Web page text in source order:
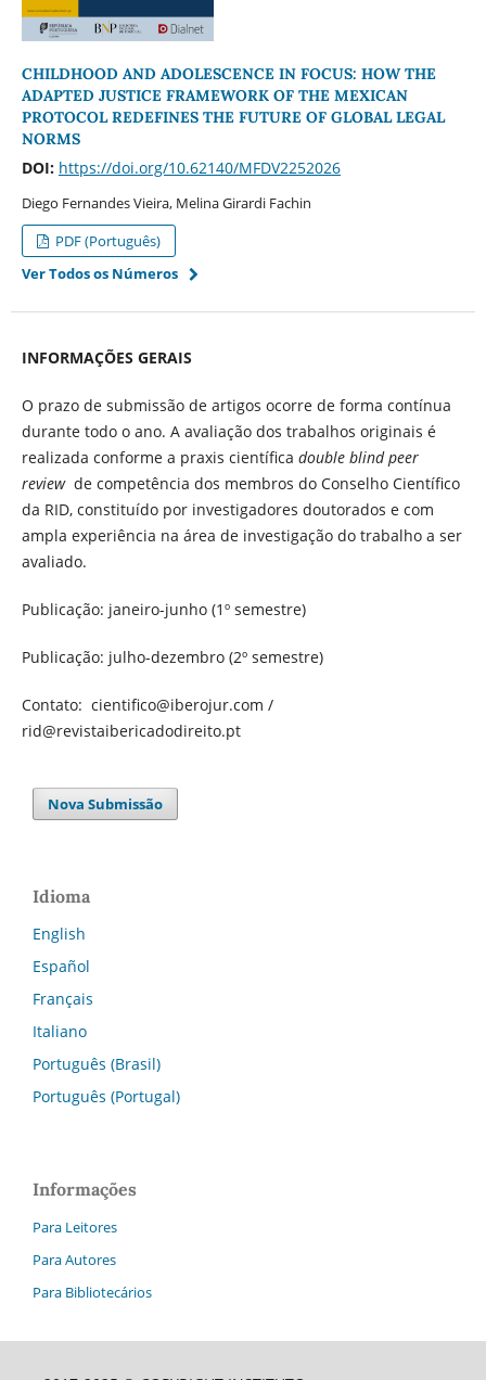
CHILDHOOD AND ADOLESCENCE IN FOCUS: HOW THE
ADAPTED JUSTICE FRAMEWORK OF THE MEXICAN
PROTOCOL REDEFINES THE FUTURE OF GLOBAL LEGAL
NORMS
DOI: https://doi.org/10.62140/MFDV2252026
Diego Fernandes Vieira, Melina Girardi Fachin
PDF (Português)
Ver Todos os Números
INFORMAÇÕES GERAIS
O prazo de submissão de artigos ocorre de forma contínua
durante todo o ano. A avaliação dos trabalhos originais é
realizada conforme a praxis científica double blind peer
reviewde competência dos membros do Conselho Científico
da RID, constituído por investigadores doutorados e com
ampla experiência na área de investigação do trabalho a ser
avaliado.
Publicação: janeiro-junho (1º semestre)
Publicação: julho-dezembro (2º semestre)
Contato: cientifico@iberojur.com /
rid@revistaibericadodireito.pt
Nova Submissão
Idioma
English
Español
Français
Italiano
Português (Brasil)
Português (Portugal)
Informações
Para Leitores
Para Autores
Para Bibliotecários